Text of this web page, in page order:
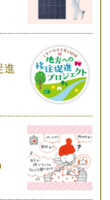
本 香です。9
エの 岩本 香で
リエの 岩本 香
進